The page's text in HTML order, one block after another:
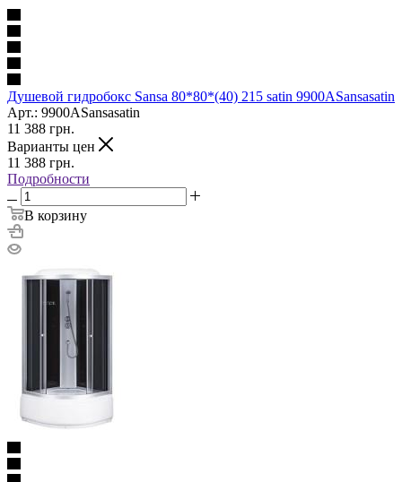
Душевой гидробокс Sansa 80*80*(40) 215 satin 9900ASansasatin
Арт.: 9900ASansasatin
11 388 грн.
Варианты цен
11 388 грн.
Подробности
В корзину